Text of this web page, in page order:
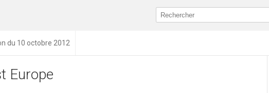
du 10 octobre 2012
Europe